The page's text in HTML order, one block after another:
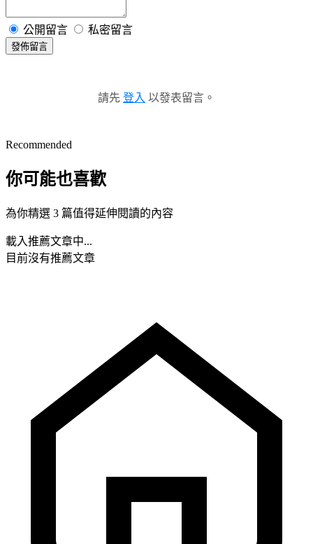
公開留言 私密留言
發佈留言
請先 登入 以發表留言。
Recommended
你可能也喜歡
為你精選 3 篇值得延伸閱讀的內容
載入推薦文章中...
目前沒有推薦文章